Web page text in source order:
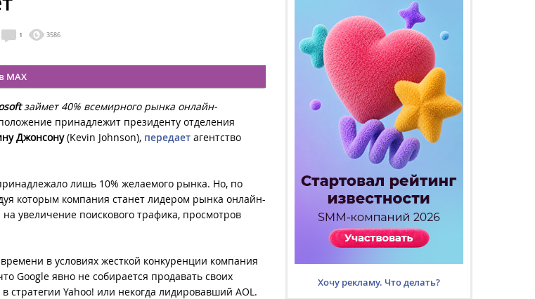
1 3586
MAX
займет 40% всемирного рынка онлайн-
принадлежит президенту отделения
Джонсону(Kevin Johnson), передает агентство
лишь 10% желаемого рынка. Но, по
которым компания станет лидером рынка онлайн-
увеличение поискового трафика, просмотров
в условиях жесткой конкуренции компания
Google явно не собирается продавать своих
Yahoo! или некогда лидировавший AOL.
Хочу рекламу. Что делать?